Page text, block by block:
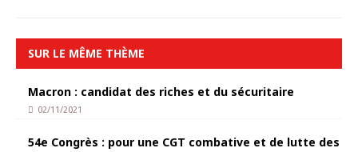
SUR LE MÊME THÈME
Macron : candidat des riches et du sécuritaire
02/11/2021
54e Congrès : pour une CGT combative et de lutte des